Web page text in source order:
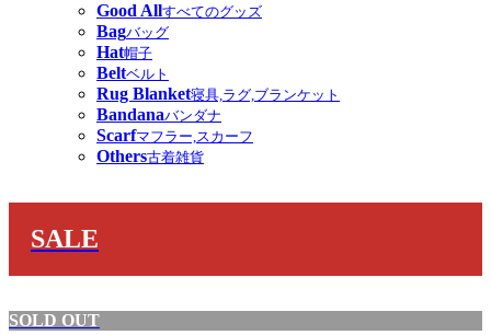
Good Allすべてのグッズ
Bagバッグ
Hat帽子
Beltベルト
Rug Blanket寝具,ラグ,ブランケット
Bandanaバンダナ
Scarfマフラー,スカーフ
Others古着雑貨
SALE
SOLD OUT